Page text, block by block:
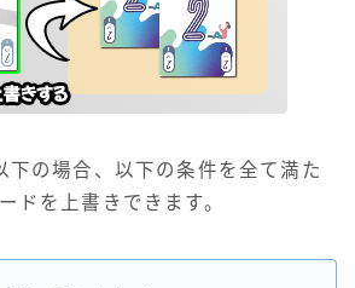
下の場合、以下の条件を全て満た
ドを上書きできます。